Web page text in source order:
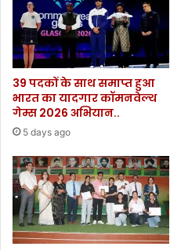
39 पदकों के साथ समाप्त हुआ
भारत का यादगार कॉमनवेल्थ
गेम्स 2026 अभियान..
5 days ago